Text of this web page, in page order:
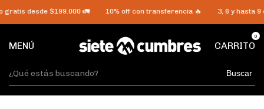
gratis desde $199.000 🚛 10% off con transferencia 🔥 3, 6 y hasta
MENÚ CARRITO
0
Buscar